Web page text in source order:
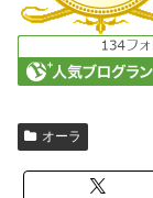
オーラ